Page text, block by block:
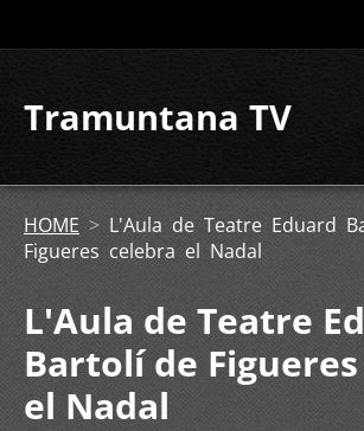
Tramuntana TV
HOME > L'Aula de Teatre Eduard
Figueres celebra el Nadal
L'Aula de Teatre
Bartolí de
el Nadal